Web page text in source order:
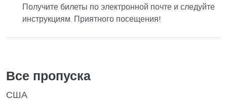
Получите билеты по электронной почте и следуйте
инструкциям. Приятного посещения!
Все пропуска
США